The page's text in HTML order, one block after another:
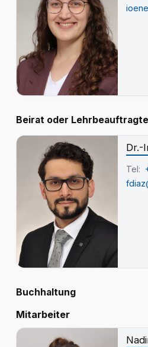
Beirat oder Lehrbeauftragte
Dr.-
Tel:
Buchhaltung
Mitarbeiter